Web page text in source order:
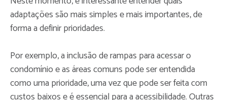
adaptações são mais simples e mais importantes, de
forma a definir prioridades.
Por exemplo, a inclusão de rampas para acessar o
condomínio e as áreas comuns pode ser entendida
como uma prioridade, uma vez que pode ser feita com
custos baixos e é essencial para a acessibilidade. Outras